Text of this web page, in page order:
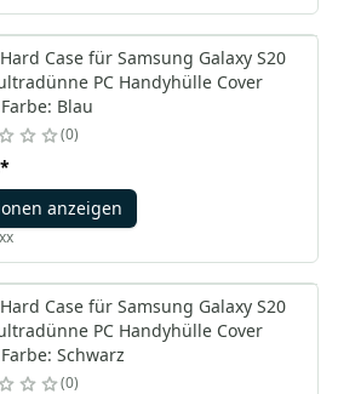
Case für Samsung Galaxy S20
PC Handyhülle Cover
Blau
0
*
anzeigen
Case für Samsung Galaxy S20
PC Handyhülle Cover
Schwarz
0